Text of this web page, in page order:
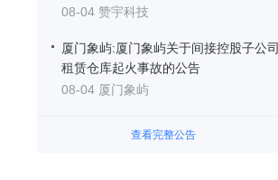
08-04 赞宇科技
厦门象屿:厦门象屿关于间接控股子公司
租赁仓库起火事故的公告
08-04 厦门象屿
查看完整公告